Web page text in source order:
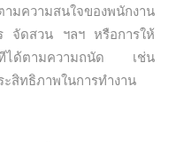
มความสนใจของพนักงาน
จัดสวน ฯลฯ หรือการให้
ทีได้ตามความถนัด เช่น
ะสิทธิภาพในการทำงาน